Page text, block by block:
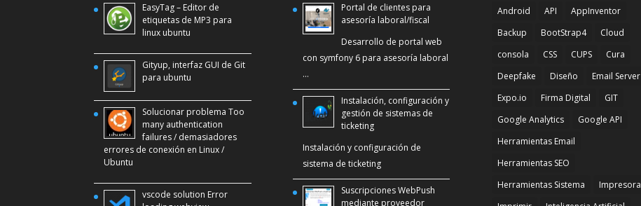
EasyTag – Editor de
etiquetas de MP3 para
linux ubuntu
Gityup, interfaz GUI de Git
para ubuntu
Solucionar problema Too
many authentication
failures / demasiadores
errores de conexión en Linux /
Ubuntu
vscode solution Error
Portal de clientes para
asesoría laboral/fiscal
Desarrollo de portal web
con symfony 6 para asesoría laboral
…
Instalación, configuración y
gestión de sistemas de
ticketing
Instalación y configuración de
sistema de ticketing
Suscripciones WebPush
mediante proveedor
Android API
AppInventor
Backup
BootStrap4
Cloud
consola
CSS CUPS
Cura
Deepfake
Diseño
Email Server
Expo.io
Firma Digital
GIT
Google Analytics
Google API
Herramientas Email
Herramientas SEO
Herramientas Sistema
Impresora